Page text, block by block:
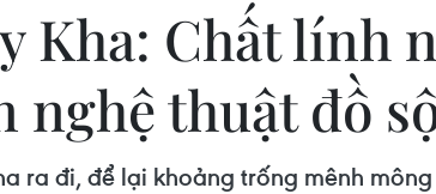
Kha: Chất lính
nghệ thuật đồ
ra đi, để lại khoảng trống mênh